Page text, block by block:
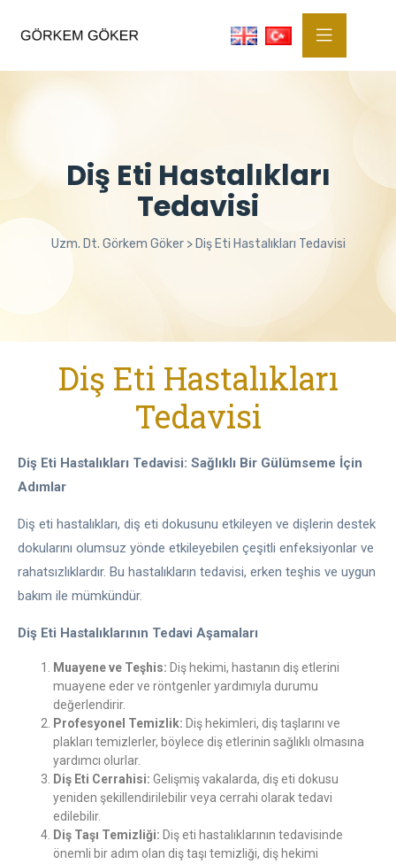
Diş Eti Hastalıkları
Tedavisi
Uzm. Dt. Görkem Göker> Diş Eti Hastalıkları Tedavisi
Diş Eti Hastalıkları
Tedavisi
Diş Eti Hastalıkları Tedavisi: Sağlıklı Bir Gülümseme İçin
Adımlar
Diş eti hastalıkları, diş eti dokusunu etkileyen ve dişlerin destek
dokularını olumsuz yönde etkileyebilen çeşitli enfeksiyonlar ve
rahatsızlıklardır. Bu hastalıkların tedavisi, erken teşhis ve uygun
bakım ile mümkündür.
Diş Eti Hastalıklarının Tedavi Aşamaları
Muayene ve Teşhis: Diş hekimi, hastanın diş etlerini
muayene eder ve röntgenler yardımıyla durumu
değerlendirir.
Profesyonel Temizlik: Diş hekimleri, diş taşlarını ve
plakları temizlerler, böylece diş etlerinin sağlıklı olmasına
yardımcı olurlar.
Diş Eti Cerrahisi: Gelişmiş vakalarda, diş eti dokusu
yeniden şekillendirilebilir veya cerrahi olarak tedavi
edilebilir.
Diş Taşı Temizliği: Diş eti hastalıklarının tedavisinde
önemli bir adım olan diş taşı temizliği, diş hekimi